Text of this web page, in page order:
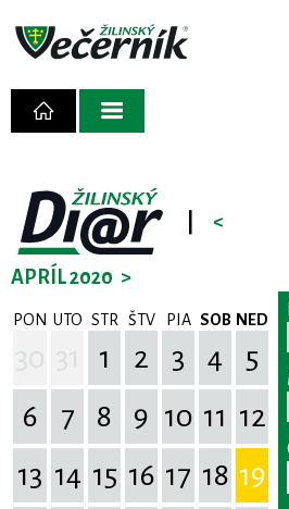
<
APRÍL 2020 >
PON UTO STR ŠTV PIA SOB NED
1 2 3 4
5
6
7 8 9 10 11 12
13 14 15 16 17 18 19